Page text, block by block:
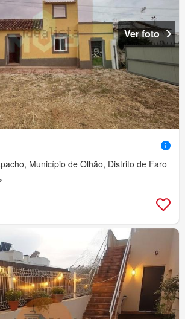
Ver foto
Município de Olhão, Distrito de Faro